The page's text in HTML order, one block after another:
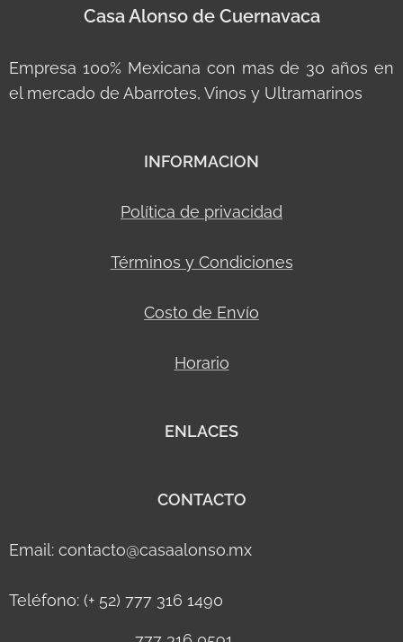
Casa Alonso de Cuernavaca
Empresa 100% Mexicana con mas de 30 años en
el mercado de Abarrotes, Vinos y Ultramarinos
INFORMACION
Política de privacidad
Términos y Condiciones
Costo de Envío
Horario
ENLACES
CONTACTO
Email: contacto@casaalonso.mx
Teléfono: (+ 52) 777 316 1490